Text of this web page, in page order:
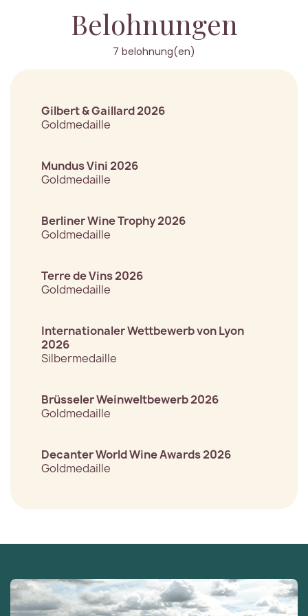
Belohnungen
7 belohnung(en)
Gilbert & Gaillard 2026
Goldmedaille
Mundus Vini 2026
Goldmedaille
Berliner Wine Trophy 2026
Goldmedaille
Terre de Vins 2026
Goldmedaille
Internationaler Wettbewerb von Lyon
2026
Silbermedaille
Brüsseler Weinweltbewerb 2026
Goldmedaille
Decanter World Wine Awards 2026
Goldmedaille